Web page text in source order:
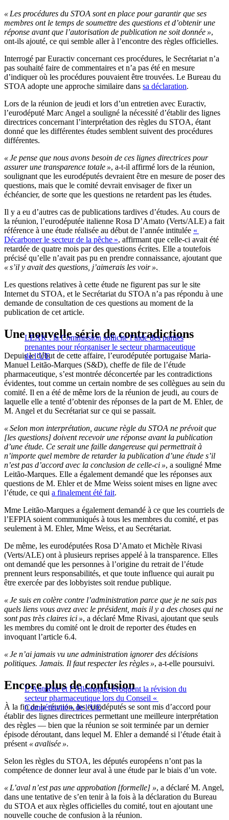
« Les procédures du STOA sont en place pour garantir que ses
membres ont le temps de soumettre des questions et d’obtenir une
réponse avant que l’autorisation de publication ne soit donnée »,
ont-ils ajouté, ce qui semble aller à l’encontre des règles officielles.
Interrogé par Euractiv concernant ces procédures, le Secrétariat n’a
pas souhaité faire de commentaires et n’a pas été en mesure
d’indiquer où les procédures pouvaient être trouvées. Le Bureau du
STOA adopte une approche similaire dans sa déclaration.
Lors de la réunion de jeudi et lors d’un entretien avec Euractiv,
l’eurodéputé Marc Angel a souligné la nécessité d’établir des lignes
directrices concernant l’interprétation des règles du STOA, étant
donné que les différentes études semblent suivent des procédures
différentes.
« Je pense que nous avons besoin de ces lignes directrices pour
assurer une transparence totale », a-t-il affirmé lors de la réunion,
soulignant que les eurodéputés devraient être en mesure de poser des
questions, mais que le comité devrait envisager de fixer un
échéancier, de sorte que les questions ne retardent pas les études.
Il y a eu d’autres cas de publications tardives d’études. Au cours de
la réunion, l’eurodéputée italienne Rosa D’Amato (Verts/ALE) a fait
référence à une étude réalisée au début de l’année intitulée «
Décarboner le secteur de la pêche », affirmant que celle-ci avait été
retardée de quatre mois par des questions écrites. Elle a toutefois
précisé qu’elle n’avait pas pu en prendre connaissance, ajoutant que
« s’il y avait des questions, j’aimerais les voir ».
Les questions relatives à cette étude ne figurent pas sur le site
Internet du STOA, et le Secrétariat du STOA n’a pas répondu à une
demande de consultation de ces questions au moment de la
publication de cet article.
LEAK : la Commission sollicite l’aide des parties
prenantes pour réorganiser le secteur pharmaceutique
de l’UE
Une nouvelle série de contradictions
Depuis le début de cette affaire, l’eurodéputée portugaise Maria-
Manuel Leitão-Marques (S&D), cheffe de file de l’étude
pharmaceutique, s’est montrée déconcertée par les contradictions
évidentes, tout comme un certain nombre de ses collègues au sein du
comité. Il en a été de même lors de la réunion de jeudi, au cours de
laquelle elle a tenté d’obtenir des réponses de la part de M. Ehler, de
M. Angel et du Secrétariat sur ce qui se passait.
« Selon mon interprétation, aucune règle du STOA ne prévoit que
[les questions] doivent recevoir une réponse avant la publication
d’une étude. Ce serait une faille dangereuse qui permettrait à
n’importe quel membre de retarder la publication d’une étude s’il
n’est pas d’accord avec la conclusion de celle-ci », a souligné Mme
Leitão-Marques. Elle a également demandé que les réponses aux
questions de M. Ehler et de Mme Weiss soient mises en ligne avec
l’étude, ce qui a finalement été fait.
Mme Leitão-Marques a également demandé à ce que les courriels de
l’EFPIA soient communiqués à tous les membres du comité, et pas
seulement à M. Ehler, Mme Weiss, et au Secrétariat.
De même, les eurodéputées Rosa D’Amato et Michèle Rivasi
(Verts/ALE) ont à plusieurs reprises appelé à la transparence. Elles
ont demandé que les personnes à l’origine du retrait de l’étude
prennent leurs responsabilités, et que toute influence qui aurait pu
être exercée par des lobbyistes soit rendue publique.
« Je suis en colère contre l’administration parce que je ne sais pas
quels liens vous avez avec le président, mais il y a des choses qui ne
sont pas très claires ici », a déclaré Mme Rivasi, ajoutant que seuls
les membres du comité ont le droit de reporter des études en
invoquant l’article 6.4.
« Je n’ai jamais vu une administration ignorer des décisions
politiques. Jamais. Il faut respecter les règles », a-t-elle poursuivi.
L’Autriche et l’Allemagne évoquent la révision du
secteur pharmaceutique lors du Conseil «
Compétitivité » de l’UE
Encore plus de confusion
À la fin de la réunion, les eurodéputés se sont mis d’accord pour
établir des lignes directrices permettant une meilleure interprétation
des règles — bien que la réunion se soit terminée par un dernier
épisode déroutant, dans lequel M. Ehler a demandé si l’étude était à
présent « avalisée ».
Selon les règles du STOA, les députés européens n’ont pas la
compétence de donner leur aval à une étude par le biais d’un vote.
« L’aval n’est pas une approbation [formelle] », a déclaré M. Angel,
dans une tentative de s’en tenir à la fois à la déclaration du Bureau
du STOA et aux règles officielles du comité, tout en ajoutant une
nouvelle couche de confusion à la réunion.